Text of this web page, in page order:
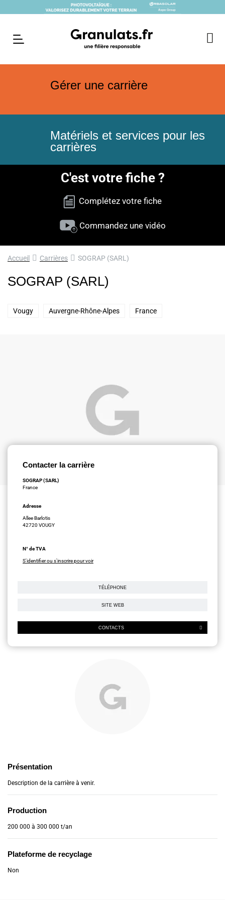
Gérer une carrière
Matériels et services pour les
carrières
C'est votre fiche ?
Complétez votre fiche
Commandez une vidéo
Accueil Carrières SOGRAP (SARL)
SOGRAP (SARL)
Vougy Auvergne-Rhône-Alpes France
Contacter la carrière
SOGRAP (SARL)
France
Adresse
Allee Barlotis
42720 VOUGY
N° de TVA
S'identifier ou s'inscrire pour voir
TÉLÉPHONE
SITE WEB
CONTACTS
Présentation
Description de la carrière à venir.
Production
200 000 à 300 000 t/an
Plateforme de recyclage
Non